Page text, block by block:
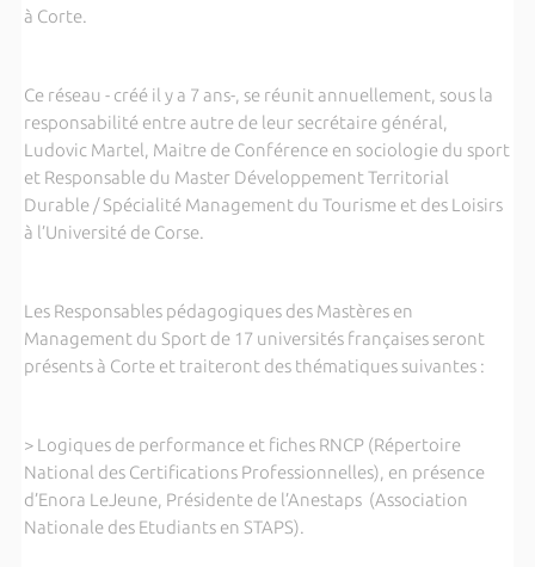
à Corte.
Ce réseau - créé il y a 7 ans-, se réunit annuellement, sous la
responsabilité entre autre de leur secrétaire général,
Ludovic Martel, Maitre de Conférence en sociologie du sport
et Responsable du Master Développement Territorial
Durable / Spécialité Management du Tourisme et des Loisirs
à l’Université de Corse.
Les Responsables pédagogiques des Mastères en
Management du Sport de 17 universités françaises seront
présents à Corte et traiteront des thématiques suivantes :
> Logiques de performance et fiches RNCP (Répertoire
National des Certifications Professionnelles), en présence
d’Enora LeJeune, Présidente de l’Anestaps (Association
Nationale des Etudiants en STAPS).